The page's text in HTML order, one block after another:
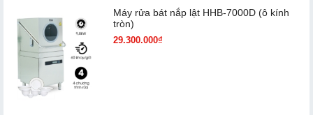
Máy rửa bát nắp lật HHB-7000D (ô kính
tròn)
29.300.000₫